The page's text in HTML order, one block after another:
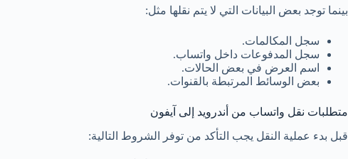
بينما توجد بعض البيانات التي لا يتم نقلها مثل:
سجل المكالمات.
سجل المدفوعات داخل واتساب.
اسم العرض في بعض الحالات.
بعض الوسائط المرتبطة بالقنوات.
متطلبات نقل واتساب من أندرويد إلى آيفون
قبل بدء عملية النقل يجب التأكد من توفر الشروط التالية: